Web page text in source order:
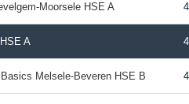
Moorsele HSE A 4
A 4
Melsele-Beveren HSE B 4